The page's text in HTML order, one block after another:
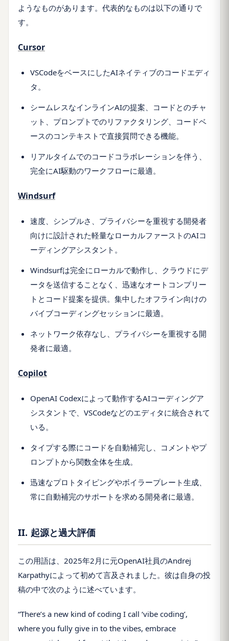
ようなものがあります。代表的なものは以下の通りで
す。
Cursor
VSCodeをベースにしたAIネイティブのコードエディ
タ。
シームレスなインラインAIの提案、コードとのチャ
ット、プロンプトでのリファクタリング、コードベ
ースのコンテキストで直接質問できる機能。
リアルタイムでのコードコラボレーションを伴う、
完全にAI駆動のワークフローに最適。
Windsurf
速度、シンプルさ、プライバシーを重視する開発者
向けに設計された軽量なローカルファーストのAIコ
ーディングアシスタント。
Windsurfは完全にローカルで動作し、クラウドにデ
ータを送信することなく、迅速なオートコンプリー
トとコード提案を提供。集中したオフライン向けの
バイブコーディングセッションに最適。
ネットワーク依存なし、プライバシーを重視する開
発者に最適。
Copilot
OpenAI Codexによって動作するAIコーディングア
シスタントで、VSCodeなどのエディタに統合されて
いる。
タイプする際にコードを自動補完し、コメントやプ
ロンプトから関数全体を生成。
迅速なプロトタイピングやボイラープレート生成、
常に自動補完のサポートを求める開発者に最適。
II. 起源と過大評価
この用語は、2025年2月に元OpenAI社員のAndrej
Karpathyによって初めて言及されました。彼は自身の投
稿の中で次のように述べています。
“There’s a new kind of coding I call ‘vibe coding’,
where you fully give in to the vibes, embrace